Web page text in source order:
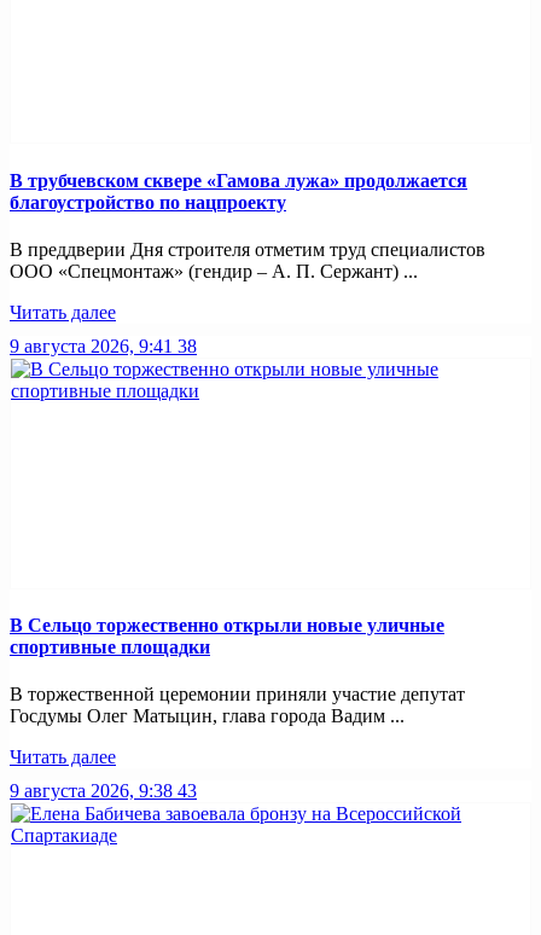
В трубчевском сквере «Гамова лужа» продолжается
благоустройство по нацпроекту
В преддверии Дня строителя отметим труд специалистов
ООО «Спецмонтаж» (гендир – А. П. Сержант) ...
Читать далее
9 августа 2026, 9:41 38
В Сельцо торжественно открыли новые уличные
спортивные площадки
В торжественной церемонии приняли участие депутат
Госдумы Олег Матыцин, глава города Вадим ...
Читать далее
9 августа 2026, 9:38 43